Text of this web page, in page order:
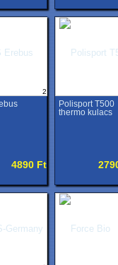
2
4890 Ft
Polisport T500
thermo kulacs